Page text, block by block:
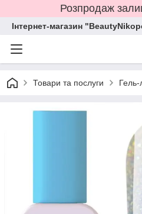
Розпродаж
Інтернет-магазин
Товари та послуги Гель-